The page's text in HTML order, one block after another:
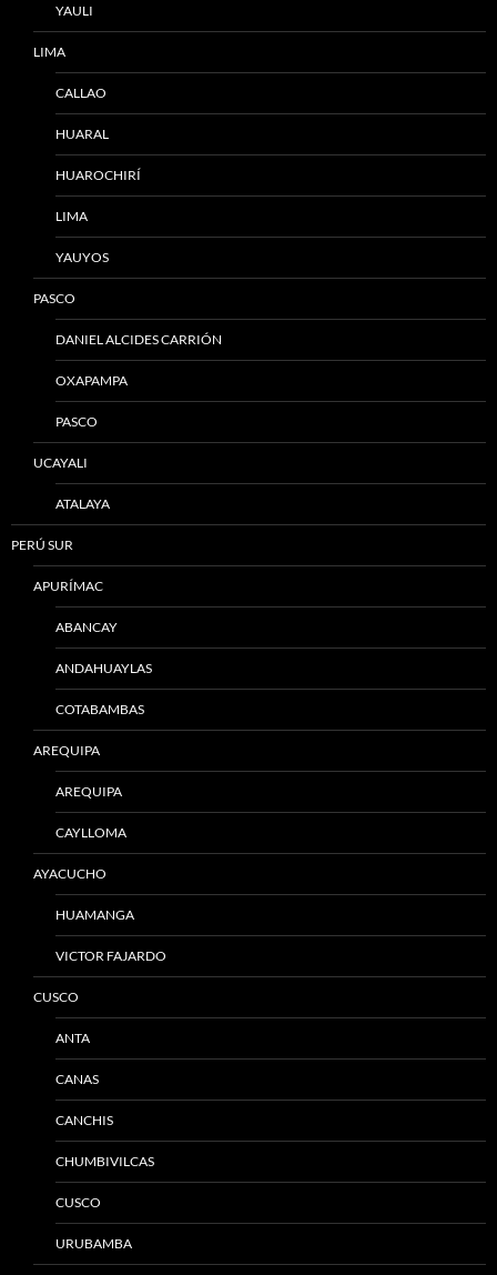
YAULI
LIMA
CALLAO
HUARAL
HUAROCHIRÍ
LIMA
YAUYOS
PASCO
DANIEL ALCIDES CARRIÓN
OXAPAMPA
PASCO
UCAYALI
ATALAYA
PERÚ SUR
APURÍMAC
ABANCAY
ANDAHUAYLAS
COTABAMBAS
AREQUIPA
AREQUIPA
CAYLLOMA
AYACUCHO
HUAMANGA
VICTOR FAJARDO
CUSCO
ANTA
CANAS
CANCHIS
CHUMBIVILCAS
CUSCO
URUBAMBA